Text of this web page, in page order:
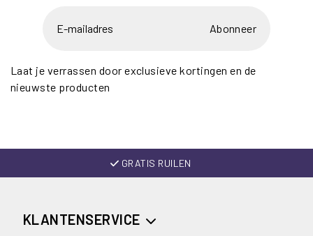
Abonneer
Laat je verrassen door exclusieve kortingen en de
nieuwste producten
GRATIS RUILEN
KLANTENSERVICE